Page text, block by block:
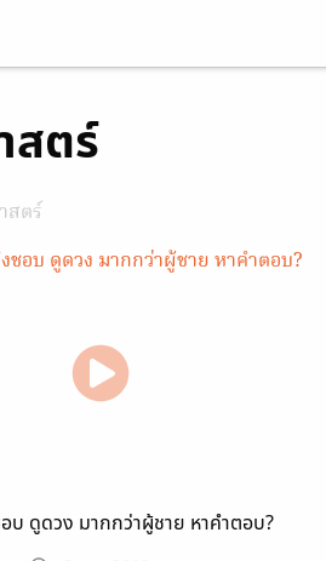
สตร์
สตร์
บ ดูดวง มากกว่าผู้ชาย หาคำตอบ?